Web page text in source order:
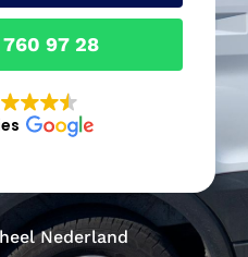
97 28
Nederland